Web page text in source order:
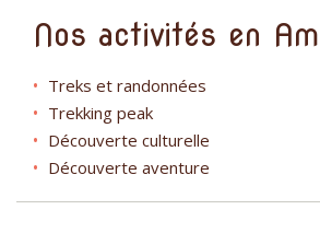
Nos activités en
Treks et randonnées
Trekking peak
Découverte culturelle
Découverte aventure